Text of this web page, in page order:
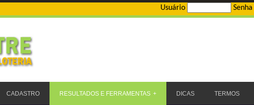
Usuário Senha
CADASTRO RESULTADOS E FERRAMENTAS DICAS TERMOS